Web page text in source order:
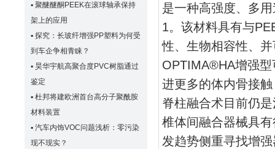
▪ 聚醚醚酮PEEK在滚球轴承保持
架上的应用
▪ 探究：长玻纤增强PP塑料为何受
到车企争相青睐？
▪ 昊华宇航高聚合度PVC树脂通过
鉴定
▪ 杜邦将建欧洲首台高分子聚酰胺
材料装置
▪ 汽车内饰VOC问题浅析：零污染
现不现实？
是一种高强度、多
1。该材料具有与
性、生物相容性、
OPTIMA®HA增强
进更多的体内骨接触
脊柱融合术目前仍
椎体间融合器械具
发趋势侧重寻找增